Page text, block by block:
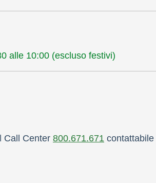
alle 10:00 (escluso festivi)
Call Center 800.671.671 contattabile